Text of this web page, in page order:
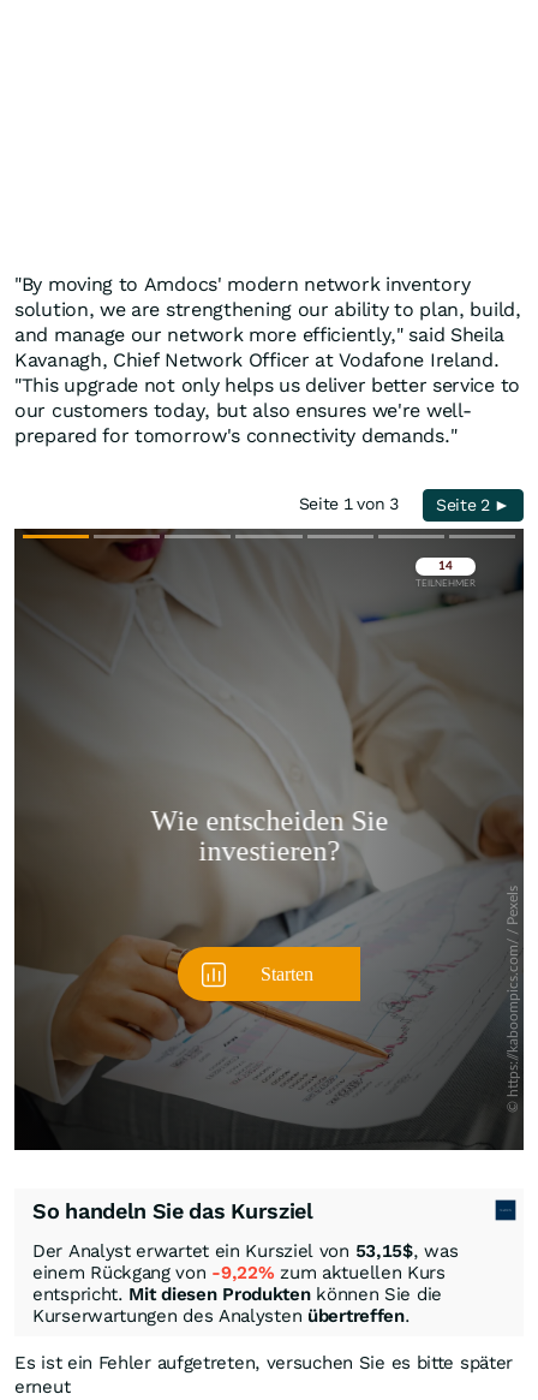
"By moving to Amdocs' modern network inventory
solution, we are strengthening our ability to plan, build,
and manage our network more efficiently," said Sheila
Kavanagh, Chief Network Officer at Vodafone Ireland.
"This upgrade not only helps us deliver better service to
our customers today, but also ensures we're well-
prepared for tomorrow's connectivity demands."
Seite 1 von 3 Seite 2 ►
Überspringen
Überspringen
So handeln Sie das Kursziel
Der Analyst erwartet ein Kursziel von 53,15$, was
einem Rückgang von -9,22% zum aktuellen Kurs
entspricht. Mit diesen Produktenkönnen Sie die
Kurserwartungen des Analysten übertreffen.
Es ist ein Fehler aufgetreten, versuchen Sie es bitte später
erneut